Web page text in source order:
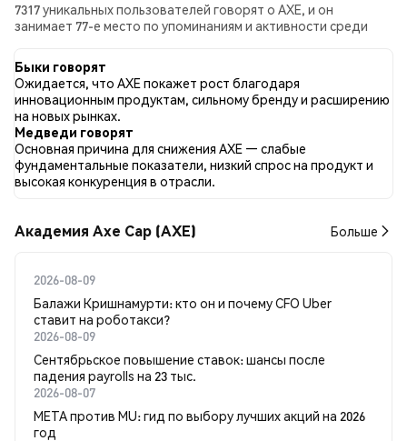
7317 уникальных пользователей говорят о AXE, и он
занимает 77-е место по упоминаниям и активности среди
отношении AXE во всех социальных сетях было Бычий. Всего
было опубликовано 18 новостных статей о AXE. В Twitter
25.61% твитов имели бычий настрой по сравнению с 23.42%
твитов с медвежьим настроем по AXE. 50.98% твитов были
нейтральными по отношению к AXE. Эти данные основаны
на 4664 твитах.
Быки говорят
Ожидается, что AXE покажет рост благодаря
инновационным продуктам, сильному бренду и расширению
на новых рынках.
Медведи говорят
Основная причина для снижения AXE — слабые
фундаментальные показатели, низкий спрос на продукт и
высокая конкуренция в отрасли.
Академия Axe Cap (AXE) Больше
2026-08-09
Балажи Кришнамурти: кто он и почему CFO Uber
ставит на роботакси?
2026-08-09
Сентябрьское повышение ставок: шансы после
падения payrolls на 23 тыс.
2026-08-07
META против MU: гид по выбору лучших акций на 2026
год